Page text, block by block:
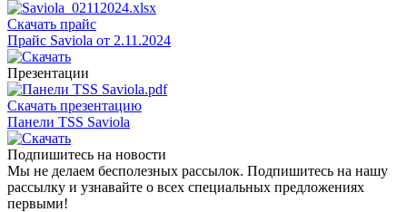
Скачать прайс
Прайс Saviola от 2.11.2024
Презентации
Скачать презентацию
Панели TSS Saviola
Подпишитесь на новости
Мы не делаем бесполезных рассылок. Подпишитесь на нашу
рассылку и узнавайте о всех специальных предложениях
первыми!